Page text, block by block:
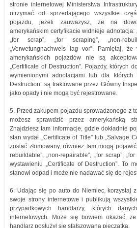
stronie internetowej Ministerstwa
otrzymać od sprzedającego wszystkie
pojazdu, jeżeli zauważysz, że na
amerykańskim certyfikacie widnieje adnotacja:
„for scrap”, „for scraping”, „non-
„Verwetungnachweis lag vor”. Pamiętaj,
amerykańskich pojazdów nie są
„Certificate of Destruction”. Pojazdy, których
wymienionymi adnotacjami lub dla których
Destruction” są traktowane przez Główny
jako opady i nie mogą być rejestrowane.
5. Przed zakupem pojazdu sprowadzonego z
możesz sprawdzić przez amerykańską
Znajdziesz tam informacje, gdzie dokładnie
stan wydał „Certificate of Title” lub „Salvage
zostać złomowany, również tam mogą
rebuildable”, „non-repairable”, „for scrap”,
wystawieniu „Certificate of Destruction”. To
stanowi odpad i może nie nadawać się do
6. Udając się po auto do Niemiec, korzystaj
swoje strony internetowe i publikują
przypadkowych handlarzy, których
internetowych. Może się bowiem okazać,
handlarz posłużył się sfałszowaną pieczątka.